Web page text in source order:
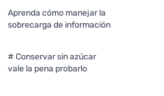
Aprenda cómo manejar la
sobrecarga de información
# Conservar sin azúcar
vale la pena probarlo